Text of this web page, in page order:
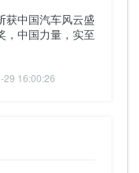
获中国汽车风云盛
，中国力量，实至
29 16:00:26